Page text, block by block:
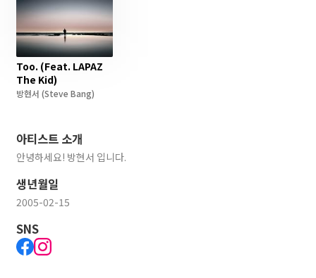
Too. (Feat. LAPAZ
The Kid)
방현서 (Steve Bang)
아티스트 소개
안녕하세요! 방현서 입니다.
생년월일
2005-02-15
SNS